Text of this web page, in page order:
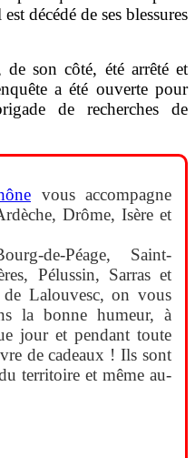
décédé de ses blessures
son côté, été arrêté et
a été ouverte pour
de recherches de
vous accompagne
Drôme, Isère et
de-Péage, Saint-
Pélussin, Sarras et
de Lalouvesc, on vous
la bonne humeur, à
jour et pendant toute
de cadeaux ! Ils sont
territoire et même au-